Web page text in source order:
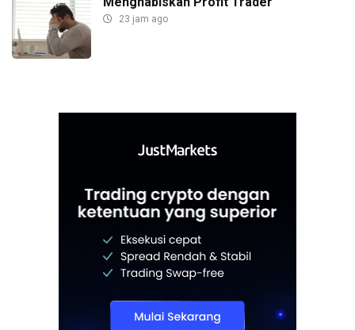
23 jam ago